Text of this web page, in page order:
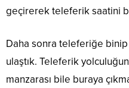
geçirerek teleferik saatini
Daha sonra teleferiğe
ulaştık. Teleferik
manzarası bile buraya